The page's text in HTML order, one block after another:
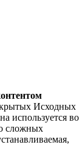
Исходных
используется во
сложных